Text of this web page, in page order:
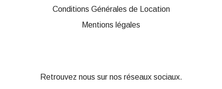
Conditions Générales de Location
Mentions légales
Retrouvez nous sur nos réseaux sociaux.